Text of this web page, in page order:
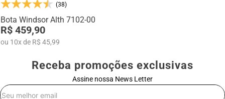
(38)
Bota Windsor Alth 7102-00
R$ 459,90
ou 10xde R$ 45,99
Receba promoções exclusivas
Assine nossa News Letter